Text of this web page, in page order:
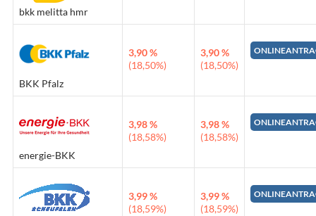
bkk melitta hmr
BKK Pfalz
3,90 %
(18,50%)
3,90 %
(18,50%)
energie-BKK
3,98 %
(18,58%)
3,98 %
(18,58%)
3,99 %
(18,59%)
3,99 %
(18,59%)